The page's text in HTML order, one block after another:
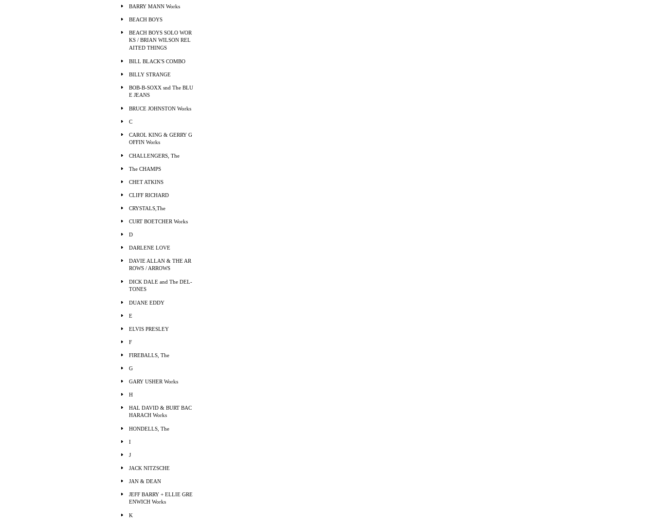
BARRY MANN Works
BEACH BOYS
BEACH BOYS SOLO WOR
KS / BRIAN WILSON REL
AITED THINGS
BILL BLACK'S COMBO
BILLY STRANGE
BOB-B-SOXX snd The BLU
E JEANS
BRUCE JOHNSTON Works
C
CAROL KING & GERRY G
OFFIN Works
CHALLENGERS, The
The CHAMPS
CHET ATKINS
CLIFF RICHARD
CRYSTALS,The
CURT BOETCHER Works
D
DARLENE LOVE
DAVIE ALLAN & THE AR
ROWS / ARROWS
DICK DALE and The DEL-
TONES
DUANE EDDY
E
ELVIS PRESLEY
F
FIREBALLS, The
G
GARY USHER Works
H
HAL DAVID & BURT BAC
HARACH Works
HONDELLS, The
I
J
JACK NITZSCHE
JAN & DEAN
JEFF BARRY + ELLIE GRE
ENWICH Works
K